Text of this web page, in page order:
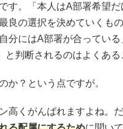
です。「本人はA部署希望
良の選択を決めていくも
分にはA部署が合ってい
判断されるのはよくある
か？という点ですが。
高くがんばれますよね。だ